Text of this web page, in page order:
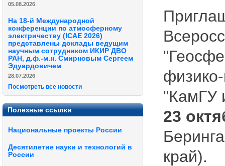
05.08.2026
На 18-й Международной
конференции по атмосферному
электричеству (ICAE 2026)
представлены доклады ведущим
научным сотрудником ИКИР ДВО
РАН, д.ф.-м.н. Смирновым Сергеем
Эдуардовичем
28.07.2026
Посмотреть все новости
Полезные ссылки
Национальные проекты России
Десятилетие науки и технологий в
России
"КамГУ
23
край).